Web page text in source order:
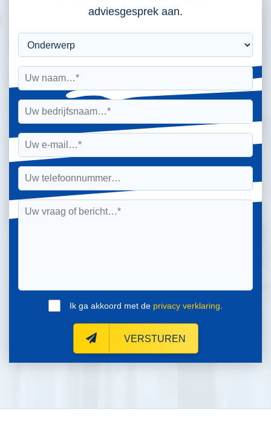
adviesgesprek aan.
Ik ga akkoord met de privacy verklaring
VERSTUREN